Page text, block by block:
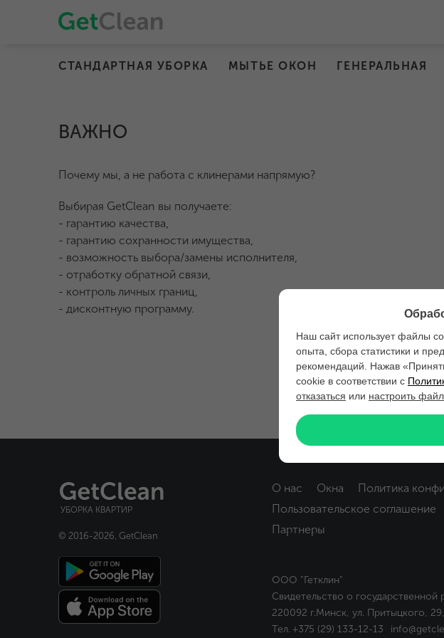
СТАНДАРТНАЯ УБОРКА МЫТЬЕ ОКОН ГЕНЕРАЛЬНАЯ
ВАЖНО
Почему мы, а не работа с клинерами напрямую?
Выбирая GetClean вы получаете:
- гарантию качества,
- гарантию сохранности имущества,
- возможность выбора/замены исполнителя,
- отработку обратной связи,
- контроль личных границ,
- дисконтную программу.
УБОРКА КВАРТИР
© 2016-2026 , GetClean
О нас Окна
Политика
Пользовательское соглашение
Партнеры
ООО "Гетклин"
Свидетельство о
220092 г.Минск, ул. Притыцкого,
Тел. +375 (29) 133-12-13
Наш сайт использует файлы
опыта, сбора статистики и
рекомендаций. Нажав
cookie в соответствии с
отказаться или настроить